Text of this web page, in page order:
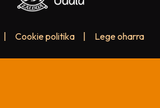
Cookie politika Lege oharra